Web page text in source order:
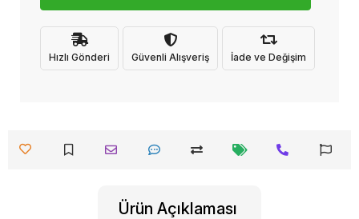
Hızlı Gönderi Güvenli Alışveriş İade ve Değişim
Ürün Açıklaması